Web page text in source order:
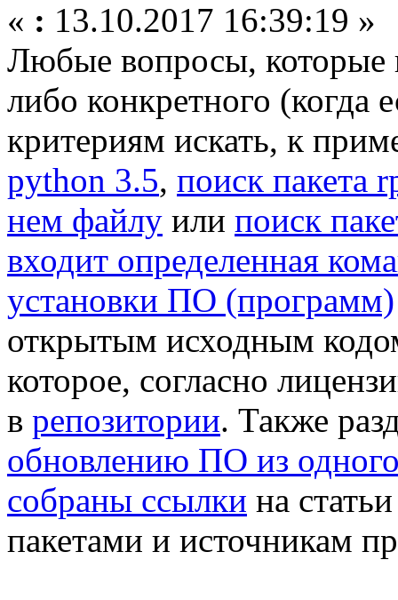
« : 13.10.2017 16:39:19 »
Любые вопросы, которые
либо конкретного (когда
критериям искать, к
python 3.5, поиск пакета
нем файлу или поиск
входит определенная
установки ПО (программ)
открытым исходным
которое, согласно
в репозитории. Также
обновлению ПО из
собраны ссылки на
пакетами и источникам